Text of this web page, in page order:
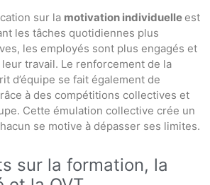
sur la motivation individuelle est
les tâches quotidiennes plus
les employés sont plus engagés et
travail. Le renforcement de la
d’équipe se fait également de
à des compétitions collectives et
Cette émulation collective crée un
se motive à dépasser ses limites.
sur la formation, la